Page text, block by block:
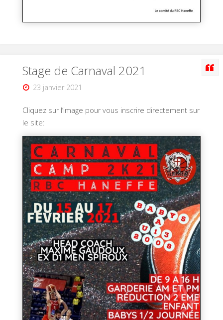
Stage de Carnaval 2021
23 janvier 2021
Cliquez sur l’image pour vous inscrire directement sur
le site: